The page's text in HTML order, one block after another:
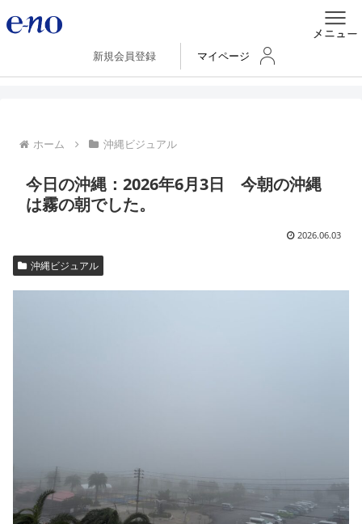
新規会員登録 マイページ
ホーム 沖縄ビジュアル
今日の沖縄：2026年6月3日 今朝の沖縄
は霧の朝でした。
2026.06.03
沖縄ビジュアル